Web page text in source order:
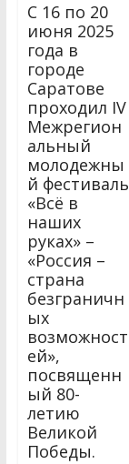
С 16 по 20
июня 2025
года в
городе
Саратове
проходил IV
Межрегион
альный
молодежны
й фестиваль
«Всё в
наших
руках» –
«Россия –
страна
безграничн
ых
возможност
ей»,
посвященн
ый 80-
летию
Великой
Победы.